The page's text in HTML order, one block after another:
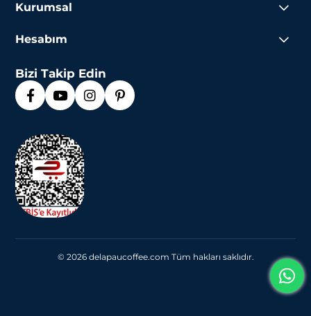
Kurumsal
Hesabım
Bizi Takip Edin
© 2026 delapaucoffee.com Tüm hakları saklıdır.